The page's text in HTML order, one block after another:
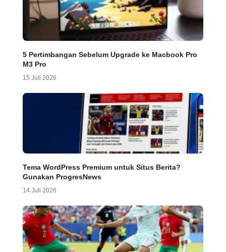
5 Pertimbangan Sebelum Upgrade ke Macbook Pro
M3 Pro
15 Juli 2026
Tema WordPress Premium untuk Situs Berita?
Gunakan ProgresNews
14 Juli 2026